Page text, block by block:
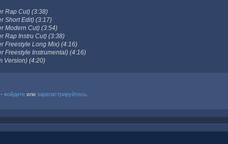
Rap Cut) (3:38)
Short Edit) (3:17)
Modern Cut) (3:54)
Rap Instru Cut) (3:38)
Freestyle Long Mix) (4:16)
Freestyle Instrumental) (4:16)
Version) (4:20)
войдитеили зарегистрируйтесь